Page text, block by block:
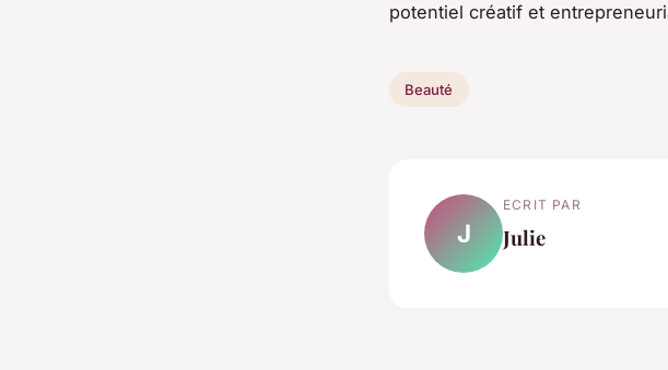
potentiel créatif et
Beauté
J
ECRIT PAR
Julie